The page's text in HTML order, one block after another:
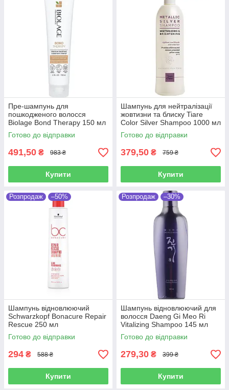
Пре-шампунь для
пошкодженого волосся
Biolage Bond Therapy 150 мл
Готово до відправки
491,50 ₴ 983 ₴
Купити
Шампунь для нейтралізації
жовтизни та блиску Tiare
Color Silver Shampoo 1000 мл
Готово до відправки
379,50 ₴ 759 ₴
Купити
Розпродаж –50%
Шампунь відновлюючий
Schwarzkopf Bonacure Repair
Rescue 250 мл
Готово до відправки
294 ₴ 588 ₴
Купити
Розпродаж –30%
Шампунь відновлюючий для
волосся Daeng Gi Meo Ri
Vitalizing Shampoo 145 мл
Готово до відправки
279,30 ₴ 399 ₴
Купити